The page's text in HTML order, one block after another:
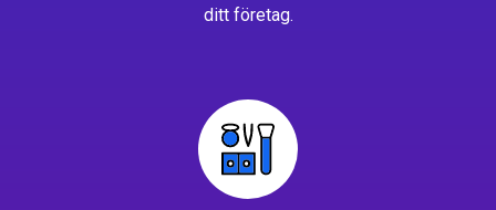
ditt företag.